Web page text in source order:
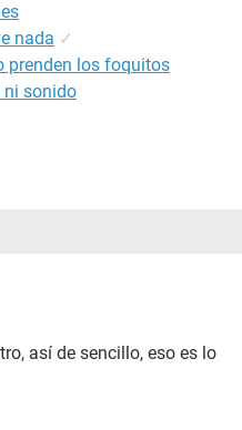
nada ✓
prenden los foquitos
ni sonido
así de sencillo, eso es lo